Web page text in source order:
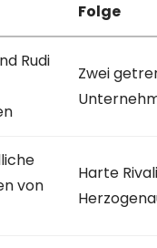
Folge
Rudi
Zwei
von
Harte